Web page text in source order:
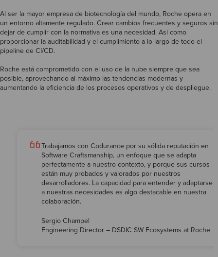
Al ser la mayor empresa de biotecnología del mundo, Roche opera en
un entorno altamente regulado. Crear cambios frecuentes y seguros sin
dejar de cumplir con la normativa es una necesidad. Así como
proporcionar la auditabilidad y el cumplimiento a lo largo de todo el
pipeline de CI/CD.
Roche está comprometido con el uso de la nube siempre que sea
posible, aprovechando al máximo las tendencias modernas y
aumentando la eficiencia de los procesos operativos y de despliegue.
Trabajamos con Codurance por su sólida reputación en
Software Craftsmanship, un enfoque que se adapta
perfectamente a nuestro contexto, y porque sus cursos
están muy probados y valorados por nuestros
desarrolladores. La capacidad para entender y adaptarse
a nuestras necesidades es algo destacable en nuestra
colaboración.
Sergio Champel
Engineering Director – DSDIC SW Ecosystems at Roche